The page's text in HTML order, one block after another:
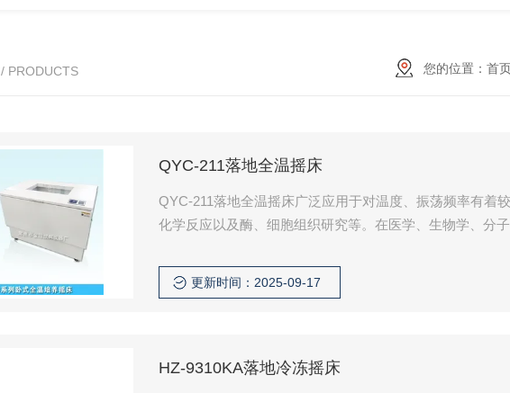
/ PRODUCTS 您的位置： 首
QYC-211落地全温摇床
QYC-211落地全温摇床广泛应用于对温度、振荡频率有着
化学反应以及酶、细胞组织研究等。在医学、生物学、分
更新时间：2025-09-17
HZ-9310KA落地冷冻摇床